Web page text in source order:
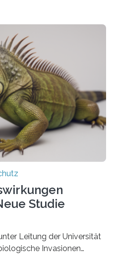
Wissenschaftlerinnen
sie ihren Bericht zur
das
Ernährung und
(23. Oktober 2025).
spannt sich neuerdings
Eingerichtet wurden sie
von
des
Studie
Leitung der Universität
Invasionen